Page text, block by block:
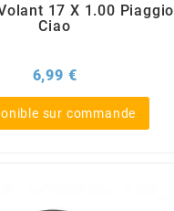
17 X 1.00 Piaggio
Ciao
6,99 €Prix
sur commande